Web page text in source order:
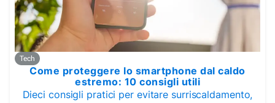
Tech
Come proteggere lo smartphone dal caldo
estremo: 10 consigli utili
Dieci consigli pratici per evitare surriscaldamento,